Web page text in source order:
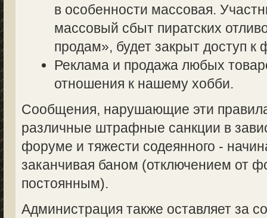
в особенности массовая.
массовый сбыт пиратских
продам», будет закрыт доступ к
Реклама и продажа любых
отношения к нашему хобби.
Сообщения, нарушающие эти
различные штрафные санкции в
форуме и тяжести содеянного -
заканчивая баном (отключением от
постоянным).
Администрация также оставляет за